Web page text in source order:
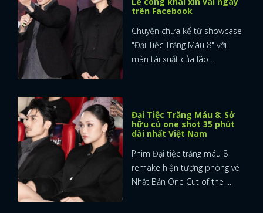
trên Facebook
Chuyện chưa kể từ showcase
"Đại Tiệc Trăng Máu 8" với
màn tái xuất của lão ...
Đại Tiệc Trăng Máu 8: Sở
hữu cú one shot 35 phút
dài nhất Việt Nam
Phim Đại tiệc trăng máu 8
remake hiện tượng phòng vé
Nhật Bản One Cut of the ...